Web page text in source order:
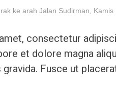
ke arah Jalan Sudirman,
consectetur
et dolore magna
Fusce ut